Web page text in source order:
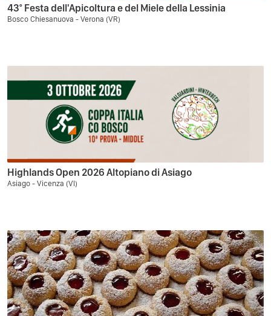
43° Festa dell'Apicoltura e del Miele della Lessinia
Bosco Chiesanuova - Verona (VR)
Highlands Open 2026 Altopiano di Asiago
Asiago - Vicenza (VI)